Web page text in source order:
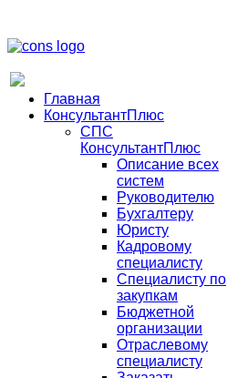
Главная
КонсультантПлюс
СПС
КонсультантПлюс
Описание всех
систем
Руководителю
Бухгалтеру
Юристу
Кадровому
специалисту
Специалисту по
закупкам
Бюджетной
организации
Отраслевому
специалисту